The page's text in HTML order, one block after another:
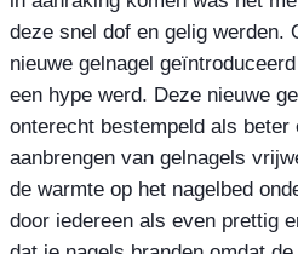
deze snel dof en gelig werden.
nieuwe gelnagel
een hype werd. Deze nieuwe
onterecht bestempeld als
aanbrengen van gelnagels
de warmte op het nagelbed
door iedereen als even prettig